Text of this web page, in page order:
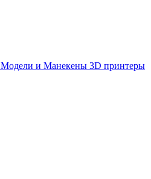
Модели и Манекены 3D принтеры